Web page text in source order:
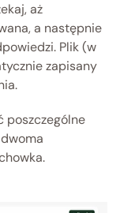
aż
a następnie
Plik (w
zapisany
poszczególne